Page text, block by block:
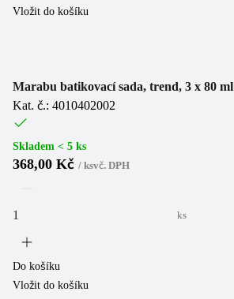
Vložit do košíku
Marabu batikovací sada, trend, 3 x 80 ml
Kat. č.: 4010402002
Skladem < 5 ks
368,00 Kč / ksvč. DPH
ks
Do košíku
Vložit do košíku